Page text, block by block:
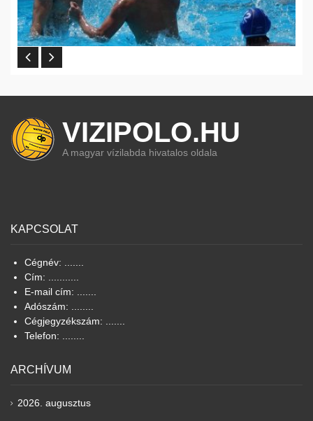
VIZIPOLO.HU
A magyar vízilabda hivatalos oldala
KAPCSOLAT
Cégnév: .......
Cím: ...........
E-mail cím: .......
Adószám: ........
Cégjegyzékszám: .......
Telefon: ........
ARCHÍVUM
2026. augusztus